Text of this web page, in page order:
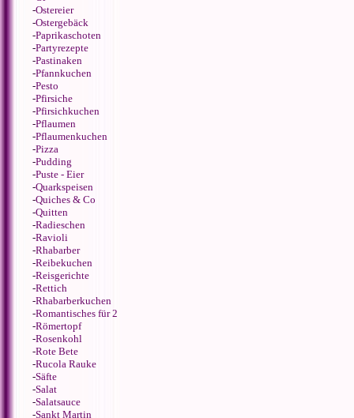
-Ostereier
-Ostergebäck
-Paprikaschoten
-Partyrezepte
-Pastinaken
-Pfannkuchen
-Pesto
-Pfirsiche
-Pfirsichkuchen
-Pflaumen
-Pflaumenkuchen
-Pizza
-Pudding
-Puste - Eier
-Quarkspeisen
-Quiches & Co
-Quitten
-Radieschen
-Ravioli
-Rhabarber
-Reibekuchen
-Reisgerichte
-Rettich
-Rhabarberkuchen
-Romantisches für 2
-Römertopf
-Rosenkohl
-Rote Bete
-Rucola Rauke
-Säfte
-Salat
-Salatsauce
-Sankt Martin